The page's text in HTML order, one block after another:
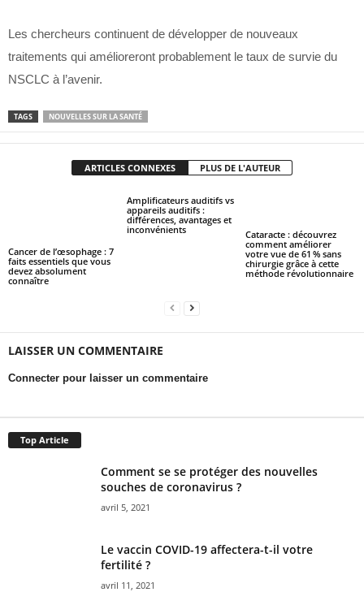
Les chercheurs continuent de développer de nouveaux
traitements qui amélioreront probablement le taux de survie du
NSCLC à l’avenir.
TAGS NOUVELLES SUR LA SANTÉ
ARTICLES CONNEXES PLUS DE L'AUTEUR
Cancer de l’œsophage : 7
faits essentiels que vous
devez absolument
connaître
Amplificateurs auditifs vs
appareils auditifs :
différences, avantages et
inconvénients
Cataracte : découvrez
comment améliorer
votre vue de 61 % sans
chirurgie grâce à cette
méthode révolutionnaire
LAISSER UN COMMENTAIRE
Connecter pour laisser un commentaire
Top Article
Comment se se protéger des nouvelles
souches de coronavirus ?
avril 5, 2021
Le vaccin COVID-19 affectera-t-il votre
fertilité ?
avril 11, 2021